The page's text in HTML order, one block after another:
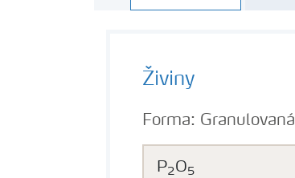
Živiny
P2 O5
Forma: Granulovaná